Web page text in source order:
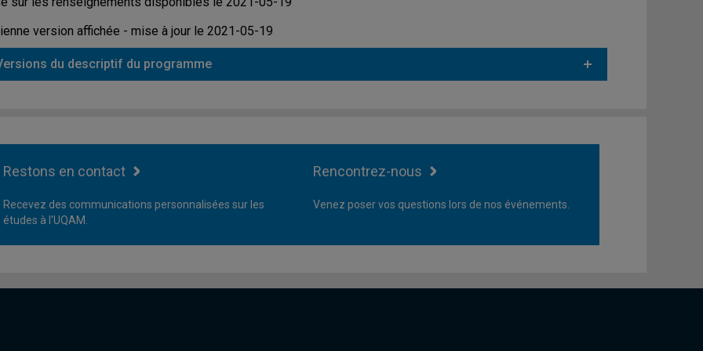
version affichée - mise à jour le 2021-05-19
du descriptif du programme
Restons en contact
Recevez des communications personnalisées sur les
études à l'UQAM.
Rencontrez-nous
Venez poser vos questions lors de nos événements.